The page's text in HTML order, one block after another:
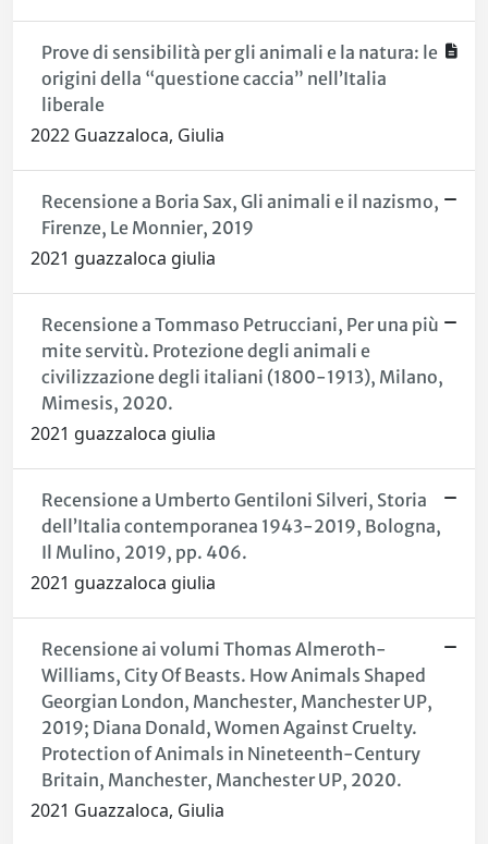
Prove di sensibilità per gli animali e la natura: le
origini della “questione caccia” nell’Italia
liberale
2022 Guazzaloca, Giulia
Recensione a Boria Sax, Gli animali e il nazismo,
Firenze, Le Monnier, 2019
2021 guazzaloca giulia
Recensione a Tommaso Petrucciani, Per una più
mite servitù. Protezione degli animali e
civilizzazione degli italiani (1800-1913), Milano,
Mimesis, 2020.
2021 guazzaloca giulia
Recensione a Umberto Gentiloni Silveri, Storia
dell’Italia contemporanea 1943-2019, Bologna,
Il Mulino, 2019, pp. 406.
2021 guazzaloca giulia
Recensione ai volumi Thomas Almeroth-
Williams, City Of Beasts. How Animals Shaped
Georgian London, Manchester, Manchester UP,
2019; Diana Donald, Women Against Cruelty.
Protection of Animals in Nineteenth-Century
Britain, Manchester, Manchester UP, 2020.
2021 Guazzaloca, Giulia